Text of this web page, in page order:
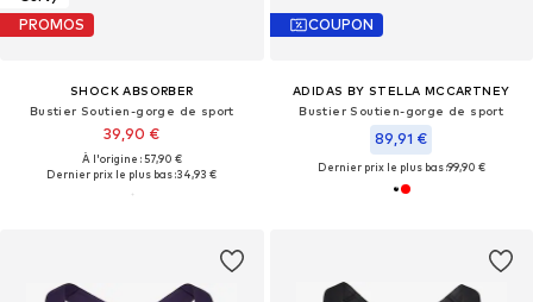
PROMOS
SHOCK ABSORBER
Bustier Soutien-gorge de sport
39,90 €
À l'origine : 57,90 €
Dernier prix le plus bas :34,93 €
COUPON
ADIDAS BY STELLA MCCARTNEY
Bustier Soutien-gorge de sport
89,91 €
Dernier prix le plus bas :99,90 €